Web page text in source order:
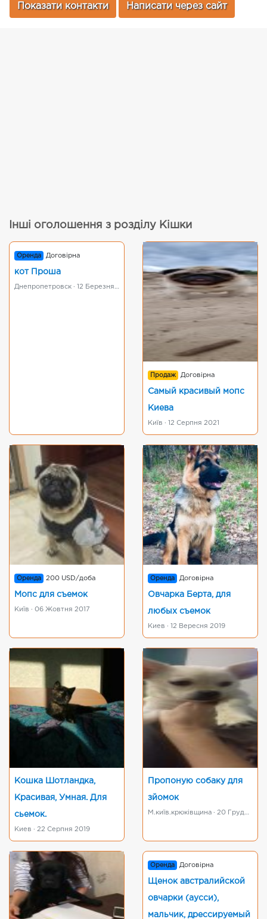
Показати контакти Написати через сайт
Інші оголошення з розділу Кішки
Оренда Договірна
кот Проша
Днепропетровск · 12 Березня 2016
Продаж Договірна
Самый красивый мопс
Киева
Київ · 12 Серпня 2021
Оренда 200 USD/доба
Мопс для съемок
Київ · 06 Жовтня 2017
Оренда Договірна
Овчарка Берта, для
любых съемок
Киев · 12 Вересня 2019
Кошка Шотландка,
Красивая, Умная. Для
сьемок.
Киев · 22 Серпня 2019
Пропоную собаку для
зйомок
М.київ.крюківщина · 20 Грудня 2018
Оренда Договірна
Щенок австралийской
овчарки (аусси),
мальчик, дрессируемый